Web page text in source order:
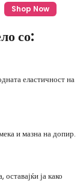
Shop Now
со:
еластичност на
и мазна на допир.
ја како